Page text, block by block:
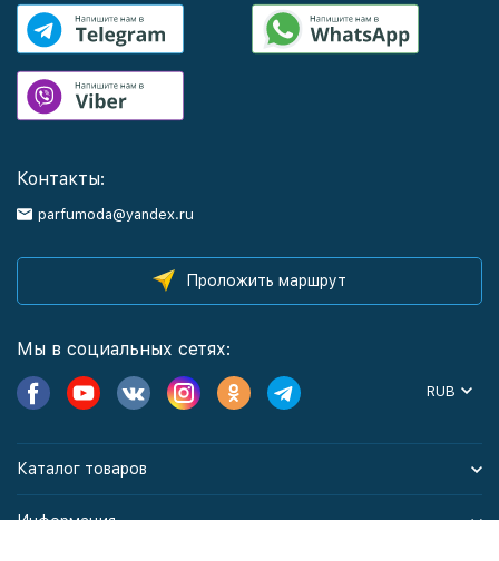
Контакты:
parfumoda@yandex.ru
Проложить маршрут
Мы в социальных сетях:
RUB
Каталог товаров
Информация